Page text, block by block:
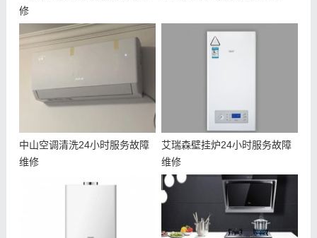
修
中山空调清洗24小时服务故障
维修
艾瑞森壁挂炉24小时服务故障
维修